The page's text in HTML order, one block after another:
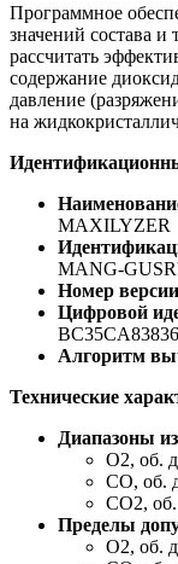
Программное
значений состава и
рассчитать
содержание
давление
на
MAXILYZER
MANG-
Номер
Цифровой
Алгоритм
Технические
Диапазоны
O2, об.
CO, об.
CO2,
Пределы
O2, об.